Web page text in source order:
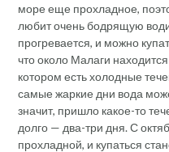
море еще прохладное,
любит очень бодрящую
прогревается, и можно
что около Малаги
котором есть холодные
самые жаркие дни вода
значит, пришло какое-то
долго — два-три дня. С
прохладной, и купаться